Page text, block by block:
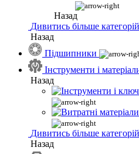
Назад
Дивитись більше категорій
Назад
Підшипники
Інструменти і
Назад
Дивитись більше категорій
Назад